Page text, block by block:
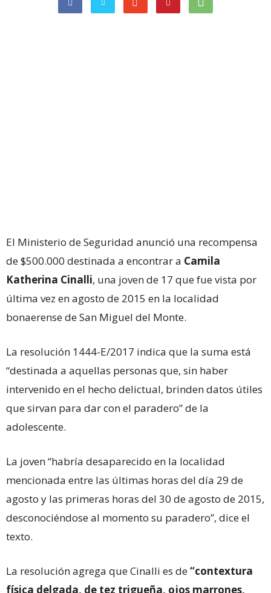
El Ministerio de Seguridad anunció una recompensa
de $500.000 destinada a encontrar a Camila
Katherina Cinalli, una joven de 17 que fue vista por
última vez en agosto de 2015 en la localidad
bonaerense de San Miguel del Monte.
La resolución 1444-E/2017 indica que la suma está
“destinada a aquellas personas que, sin haber
intervenido en el hecho delictual, brinden datos útiles
que sirvan para dar con el paradero”de la
adolescente.
La joven“habría desaparecido en la localidad
mencionada entre las últimas horas del día 29 de
agosto y las primeras horas del 30 de agosto de 2015,
desconociéndose al momento su paradero”, dice el
texto.
La resolución agrega que Cinalli es de“contextura
física delgada, de tez trigueña, ojos marrones,